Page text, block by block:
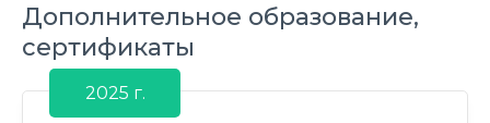
Дополнительное образование,
сертификаты
2025 г.